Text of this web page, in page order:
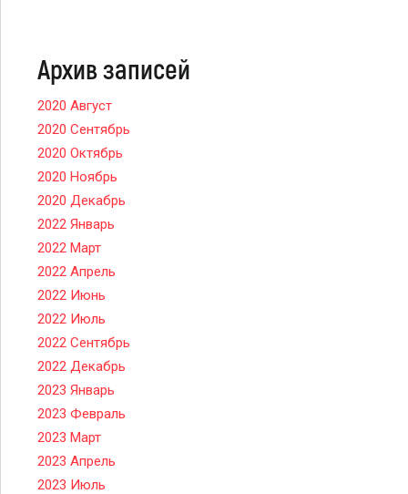
Архив записей
2020 Август
2020 Сентябрь
2020 Октябрь
2020 Ноябрь
2020 Декабрь
2022 Январь
2022 Март
2022 Апрель
2022 Июнь
2022 Июль
2022 Сентябрь
2022 Декабрь
2023 Январь
2023 Февраль
2023 Март
2023 Апрель
2023 Июль